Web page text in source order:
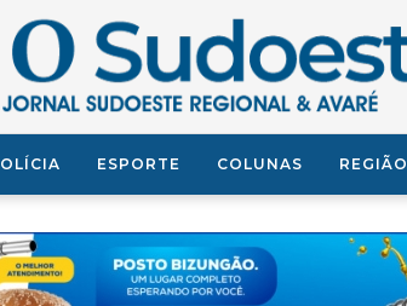
ESPORTE COLUNAS REGIÃO